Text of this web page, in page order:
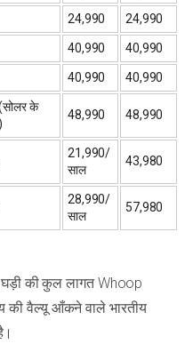
₹24,990 ₹24,990
₹40,990 ₹40,990
₹40,990 ₹40,990
के
₹48,990 ₹48,990
₹21,990/
साल
₹43,980
₹28,990/
साल
₹57,980
की कुल लागत Whoop
वैल्यू आँकने वाले भारतीय